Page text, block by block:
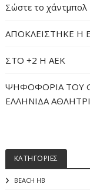
Σώστε το χάντμπολ
ΑΠΟΚΛΕΙΣΤΗΚΕ Η
ΣΤΟ +2 Η ΑΕΚ
ΨΗΦΟΦΟΡΙΑ ΤΟΥ
ΕΛΛΗΝΙΔΑ
ΚΑΤΗΓΟΡΙΕΣ
BEACH HB